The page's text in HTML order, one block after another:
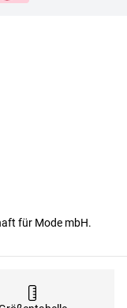
für Mode mbH.